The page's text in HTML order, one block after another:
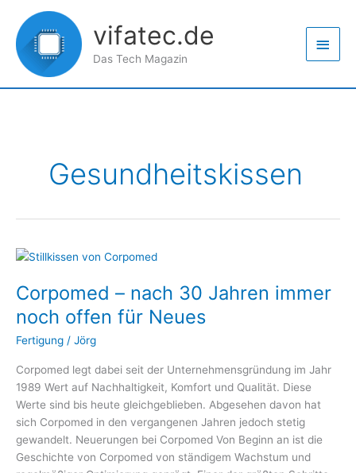
Inhalt
springen
vifatec.de
Das Tech Magazin
Gesundheitskissen
Corpomed – nach 30 Jahren immer
noch offen für Neues
Fertigung / Jörg
Corpomed legt dabei seit der Unternehmensgründung im Jahr
1989 Wert auf Nachhaltigkeit, Komfort und Qualität. Diese
Werte sind bis heute gleichgeblieben. Abgesehen davon hat
sich Corpomed in den vergangenen Jahren jedoch stetig
gewandelt. Neuerungen bei Corpomed Von Beginn an ist die
Geschichte von Corpomed von ständigem Wachstum und
Corpomed
nach
Jahren
immer
offen
für
Neues